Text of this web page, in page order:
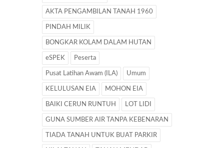
AKTA PENGAMBILAN TANAH 1960
PINDAH MILIK
BONGKAR KOLAM DALAM HUTAN
eSPEK Peserta
Pusat Latihan Awam (ILA) Umum
KELULUSAN EIA MOHON EIA
BAIKI CERUN RUNTUH LOT LIDI
GUNA SUMBER AIR TANPA KEBENARAN
TIADA TANAH UNTUK BUAT PARKIR